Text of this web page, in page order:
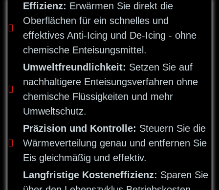
Effizienz: Erwärmen Sie direkt die
Oberflächen für ein schnelles und
effektives Anti-Icing und De-Icing - ohne
chemische Enteisungsmittel.
Umweltfreundlichkeit: Setzen Sie auf
nachhaltigere Enteisungsverfahren ohne
chemische Flüssigkeiten und mehr
Umweltschutz.
Präzision und Kontrolle: Steuern Sie die
Wärmeverteilung genau und entfernen Sie
Eis gleichmäßig und effektiv.
Langfristige Kosteneffizienz: Sparen Sie